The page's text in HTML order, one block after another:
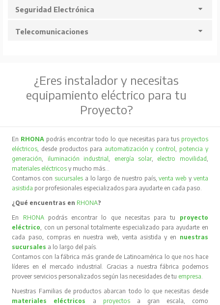
Seguridad Electrónica
Telecomunicaciones
¿Eres instalador y necesitas
equipamiento eléctrico para tu
Proyecto?
En RHONA podrás encontrar todo lo que necesitas para tus proyectos
eléctricos , desde productos para automatización y control
potencia y
generación
iluminación industrial energía solar, electro movilidad
materiales eléctricos y mucho más…
Contamos con sucursales a lo largo de nuestro país,venta web y venta
asistida por profesionales especializados para ayudarte en cada paso.
¿Qué encuentras en RHONA?
En RHONA podrás encontrar lo que necesitas para tu proyecto
eléctrico , con un personal totalmente especializado para ayudarte en
cada paso, compras en nuestra web, venta asistida y en nuestras
sucursales a lo largo del país.
Contamos con la fábrica más grande de Latinoamérica lo que nos hace
líderes en el mercado industrial. Gracias a nuestra fábrica podemos
proveer servicios personalizados según las necesidades de tu empresa
Nuestras Familias de productos abarcan todo lo que necesitas desde
materiales eléctricos
a proyectos
a gran escala, como